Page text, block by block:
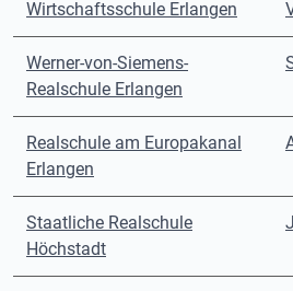
Wirtschaftsschule Erlangen
Werner-von-Siemens-
Realschule Erlangen
Realschule am Europakanal
Erlangen
Staatliche Realschule
Höchstadt